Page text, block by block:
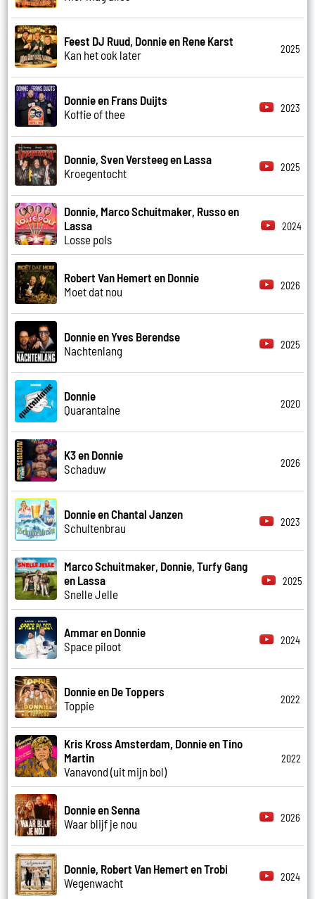
Feest DJ Ruud, Donnie en Rene Karst
Kan het ook later
2025
Donnie en Frans Duijts
Koffie of thee
2023
Donnie, Sven Versteeg en Lassa
Kroegentocht
2025
Donnie, Marco Schuitmaker, Russo en
Lassa
Losse pols
2024
Robert Van Hemert en Donnie
Moet dat nou
2026
Donnie en Yves Berendse
Nachtenlang
2025
Donnie
Quarantaine
2020
K3 en Donnie
Schaduw
2026
Donnie en Chantal Janzen
Schultenbrau
2023
Marco Schuitmaker, Donnie, Turfy Gang
en Lassa
Snelle Jelle
2025
Ammar en Donnie
Space piloot
2024
Donnie en De Toppers
Toppie
2022
Kris Kross Amsterdam, Donnie en Tino
Martin
Vanavond (uit mijn bol)
2022
Donnie en Senna
Waar blijf je nou
2026
Donnie, Robert Van Hemert en Trobi
Wegenwacht
2024